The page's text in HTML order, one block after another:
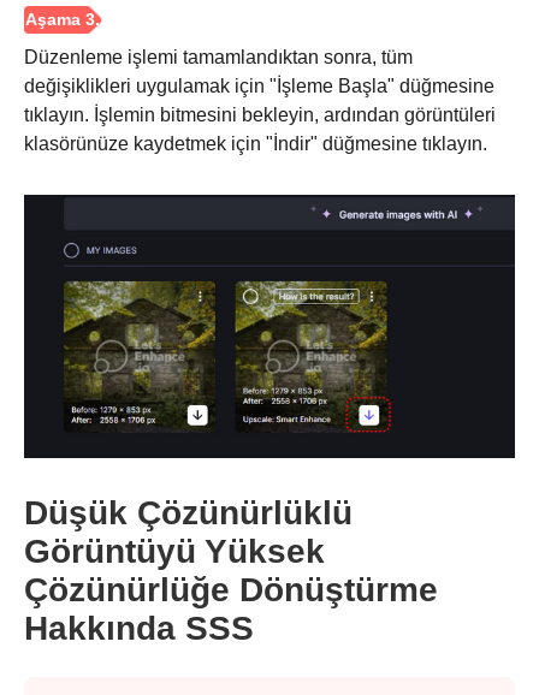
Aşama 3.
Düzenleme işlemi tamamlandıktan sonra, tüm
değişiklikleri uygulamak için "İşleme Başla" düğmesine
tıklayın. İşlemin bitmesini bekleyin, ardından görüntüleri
klasörünüze kaydetmek için "İndir" düğmesine tıklayın.
Düşük Çözünürlüklü
Görüntüyü Yüksek
Çözünürlüğe Dönüştürme
Hakkında SSS